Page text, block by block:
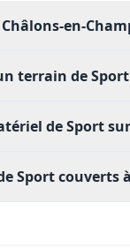
en-
terrain de
de Sport
Sport couverts